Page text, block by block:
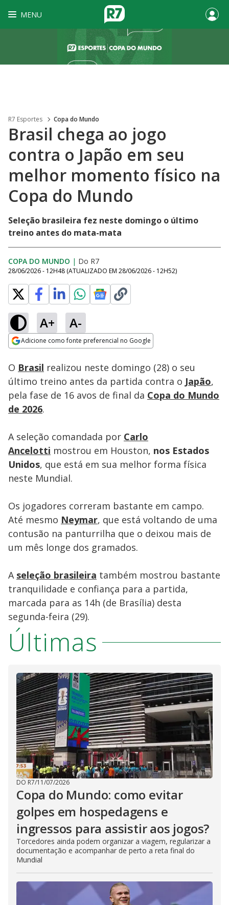
MENU
R7 Esportes Copa do Mundo
Brasil chega ao jogo
contra o Japão em seu
melhor momento físico na
Copa do Mundo
Seleção brasileira fez neste domingo o último
treino antes do mata-mata
COPA DO MUNDO | Do R7
28/06/2026 - 12H48 (ATUALIZADO EM 28/06/2026 - 12H52)
A+ A-
Adicione como fonte preferencial no Google
Ativar
75.09%
O Brasil realizou neste domingo (28) o seu
último treino antes da partida contra o Japão,
pela fase de 16 avos de final da Copa do Mundo
de 2026.
A seleção comandada por Carlo
Ancelotti mostrou em Houston, nos Estados
Unidos, que está em sua melhor forma física
neste Mundial.
Os jogadores correram bastante em campo.
Até mesmo Neymar, que está voltando de uma
contusão na panturrilha que o deixou mais de
um mês longe dos gramados.
A seleção brasileira também mostrou bastante
tranquilidade e confiança para a partida,
marcada para as 14h (de Brasília) desta
segunda-feira (29).
Últimas
DO R7/11/07/2026
Copa do Mundo: como evitar
golpes em hospedagens e
ingressos para assistir aos jogos?
Torcedores ainda podem organizar a viagem, regularizar a
documentação e acompanhar de perto a reta final do
Mundial